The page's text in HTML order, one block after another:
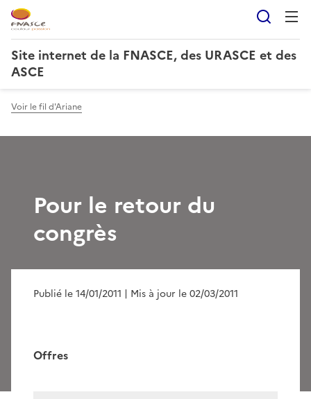
Site internet de la FNASCE, des URASCE et des
ASCE
Voir le fil d'Ariane
Pour le retour du
congrès
Publié le 14/01/2011 | Mis à jour le 02/03/2011
Offres